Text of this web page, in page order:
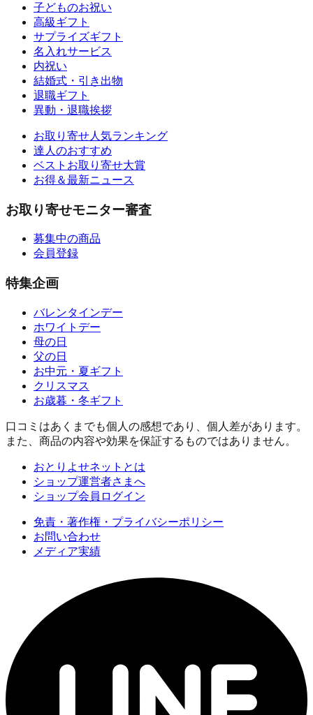
子どものお祝い
高級ギフト
サプライズギフト
名入れサービス
内祝い
結婚式・引き出物
退職ギフト
異動・退職挨拶
お取り寄せ人気ランキング
達人のおすすめ
ベストお取り寄せ大賞
お得＆最新ニュース
お取り寄せモニター審査
募集中の商品
会員登録
特集企画
バレンタインデー
ホワイトデー
母の日
父の日
お中元・夏ギフト
クリスマス
お歳暮・冬ギフト
口コミはあくまでも個人の感想であり、個人差があります。
また、商品の内容や効果を保証するものではありません。
おとりよせネットとは
ショップ運営者さまへ
ショップ会員ログイン
免責・著作権・プライバシーポリシー
お問い合わせ
メディア実績